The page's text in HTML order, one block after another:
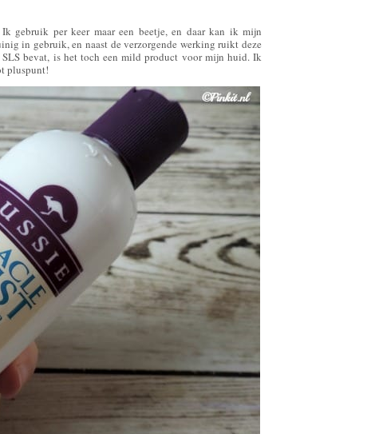
gebruik per keer maar een beetje, en daar kan ik mijn
in gebruik, en naast de verzorgende werking ruikt deze
bevat, is het toch een mild product voor mijn huid. Ik
pluspunt!